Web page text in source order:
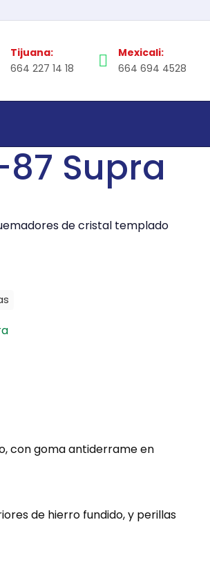
Tijuana:
664 227 14 18
Mexicali:
664 694 4528
Supra
de cristal templado
con goma antiderrame en
de hierro fundido, y perillas